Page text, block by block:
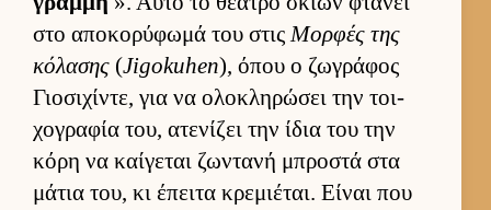
στο αποκορύφωμά του στιςΜορ­φές της
κόλασης (Jigokuhen), όπου ο ζωγράφος
Γιο­σιχίντε, για να ολοκληρώσει την τοι­
χογραφία του, ατενίζει την ίδια του την
κόρη να καί­γεται ζωντανή μπροστά στα
μάτια του, κι έπειτα κρεμιέται. Εί­ναι που